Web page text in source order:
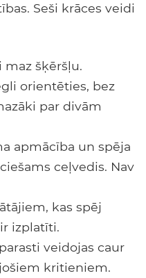
Seši krāces veidi
šķēršļu.
orientēties, bez
par divām
apmācība un spēja
ceļvedis. Nav
kas spēj
izplatīti.
veidojas caur
kritieniem.